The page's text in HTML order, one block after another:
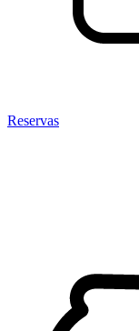
Reservas